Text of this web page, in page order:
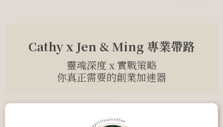
Cathy x Jen & Ming 專業帶路
靈魂深度 x 實戰策略
你真正需要的創業加速器